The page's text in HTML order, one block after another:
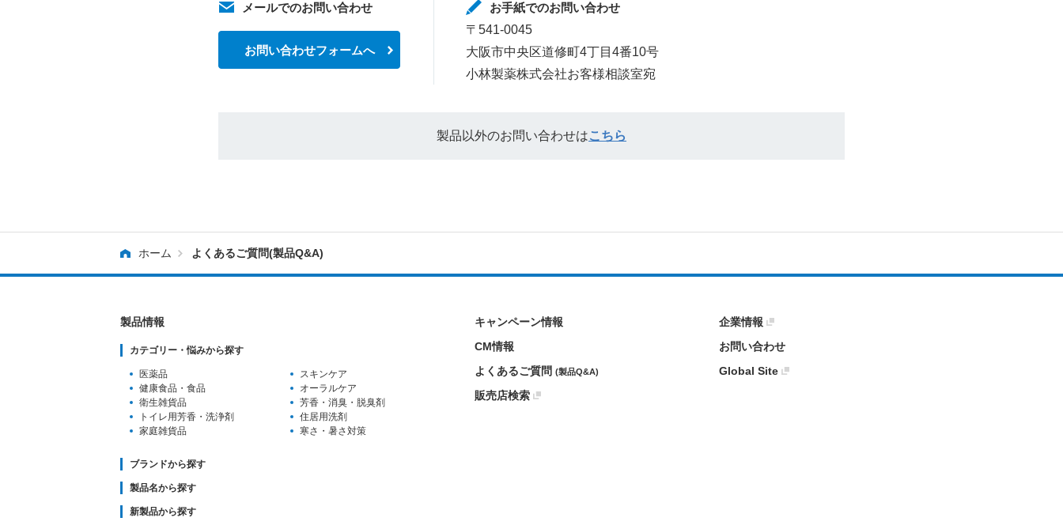
メールでのお問い合わせ
お問い合わせフォームへ
お手紙でのお問い合わせ
〒541-0045
大阪市中央区道修町4丁目4番10号
小林製薬株式会社お客様相談室宛
製品以外のお問い合わせはこちら
ホーム よくあるご質問(製品Q&A)
製品情報
カテゴリー・悩みから探す
医薬品
スキンケア
健康食品・食品
オーラルケア
衛生雑貨品
芳香・消臭・脱臭剤
トイレ用芳香 ・洗浄剤
住居用洗剤
家庭雑貨品
寒さ・暑さ対策
ブランドから探す
製品名から探す
新製品から探す
キャンペーン情報
CM情報
よくあるご質問 (製品Q&A)
販売店検索
企業情報
お問い合わせ
Global Site